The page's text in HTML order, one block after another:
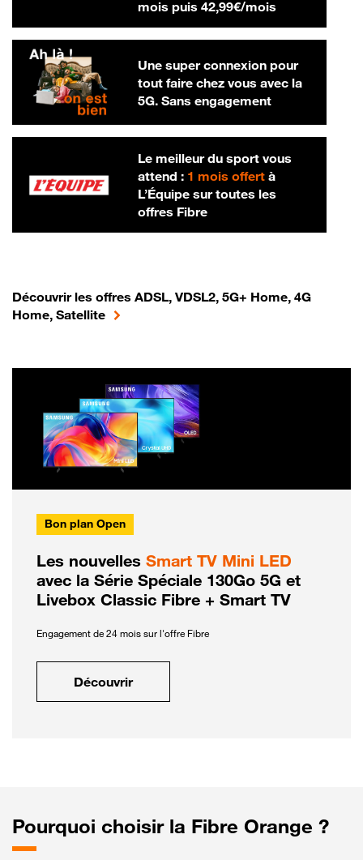
mois puis 42,99€/mois42,99 € par
Une super connexion pour
tout faire chez vous avec la
5G. Sans engagement
Le meilleur du sport vous
attend : 1 mois offertà
L’Équipe sur toutes les
offres Fibre
Découvrir les offres ADSL, VDSL2, 5G+ Home, 4G
Home, Satellite
Bon plan Open
Les nouvelles Smart TV Mini LED
avec la Série Spéciale 130Go 5G et
Livebox Classic Fibre + Smart TV
Engagement de 24 mois sur l'offre Fibre
Découvrir
Pourquoi choisir la Fibre Orange ?